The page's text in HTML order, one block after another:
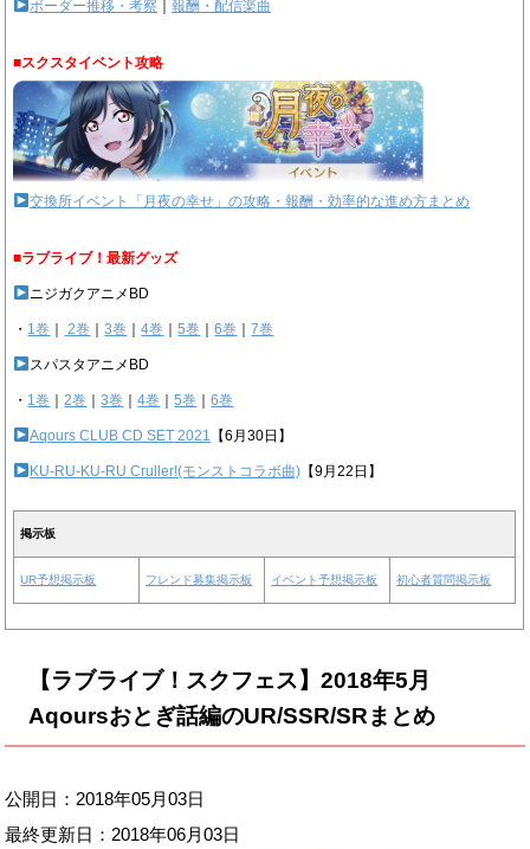
ボーダー推移・考察 ｜報酬・配信楽曲
■スクスタイベント攻略
交換所イベント「月夜の幸せ」の攻略・報酬・効率的な進め方まとめ
■ラブライブ！最新グッズ
ニジガクアニメBD
・ 1巻 2巻 ｜3巻 ｜4巻 ｜5巻 ｜6巻 ｜7巻
スパスタアニメBD
・ 1巻 ｜2巻 ｜3巻 ｜4巻 ｜5巻 ｜6巻
Aqours CLUB CD SET 2021 【6月30日】
KU-RU-KU-RU Cruller!(モンストコラボ曲) 【9月22日】
掲示板
UR予想掲示板 フレンド募集掲示板 イベント予想掲示板 初心者質問掲示板
【ラブライブ！スクフェス】2018年5月
Aqoursおとぎ話編のUR/SSR/SRまとめ
公開日：2018年05月03日
最終更新日： 2018年06月03日